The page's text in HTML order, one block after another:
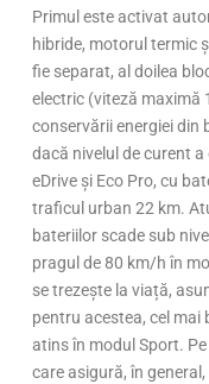
Primul este activat
hibride, motorul termic
fie separat, al doilea
electric (viteză maximă
conservării energiei din
dacă nivelul de curent
eDrive și Eco Pro, cu
traficul urban 22 km.
bateriilor scade sub
pragul de 80 km/h în
se trezește la viață,
pentru acestea, cel mai
atins în modul Sport.
care asigură, în